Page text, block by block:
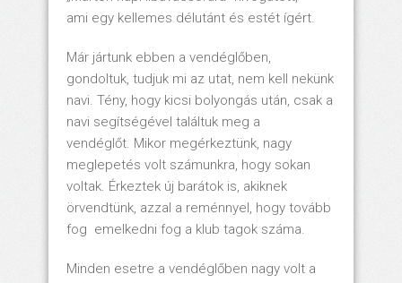
ami egy kellemes délutánt és estét ígért.
Már jártunk ebben a vendéglőben,
gondoltuk, tudjuk mi az utat, nem kell nekünk
navi. Tény, hogy kicsi bolyongás után, csak a
navi segítségével találtuk meg a
vendéglőt. Mikor megérkeztünk, nagy
meglepetés volt számunkra, hogy sokan
voltak. Érkeztek új barátok is, akiknek
örvendtünk, azzal a reménnyel, hogy tovább
fog emelkedni fog a klub tagok száma.
Minden esetre a vendéglőben nagy volt a